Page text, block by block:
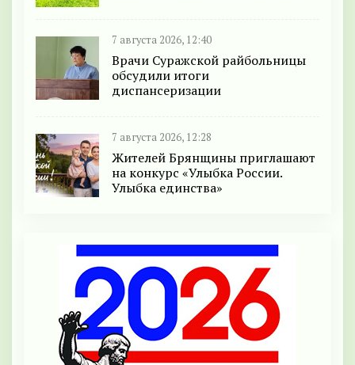
7 августа 2026, 12:40
Врачи Суражской райбольницы
обсудили итоги
диспансеризации
7 августа 2026, 12:28
Жителей Брянщины приглашают
на конкурс «Улыбка России.
Улыбка единства»